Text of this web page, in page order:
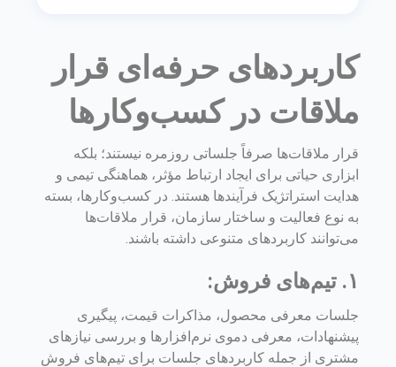
کاربردهای حرفه‌ای قرار
ملاقات در کسب‌وکارها
قرار ملاقات‌ها صرفاً جلساتی روزمره نیستند؛ بلکه
ابزاری حیاتی برای ایجاد ارتباط مؤثر، هماهنگی تیمی و
هدایت استراتژیک فرآیندها هستند. در کسب‌وکارها، بسته
به نوع فعالیت و ساختار سازمان، قرار ملاقات‌ها
می‌توانند کاربردهای متنوعی داشته باشند.
۱. تیم‌های فروش:
جلسات معرفی محصول، مذاکرات قیمت، پیگیری
پیشنهادات، معرفی دموی نرم‌افزارها و بررسی نیازهای
مشتری از جمله کاربردهای جلسات برای تیم‌های فروش